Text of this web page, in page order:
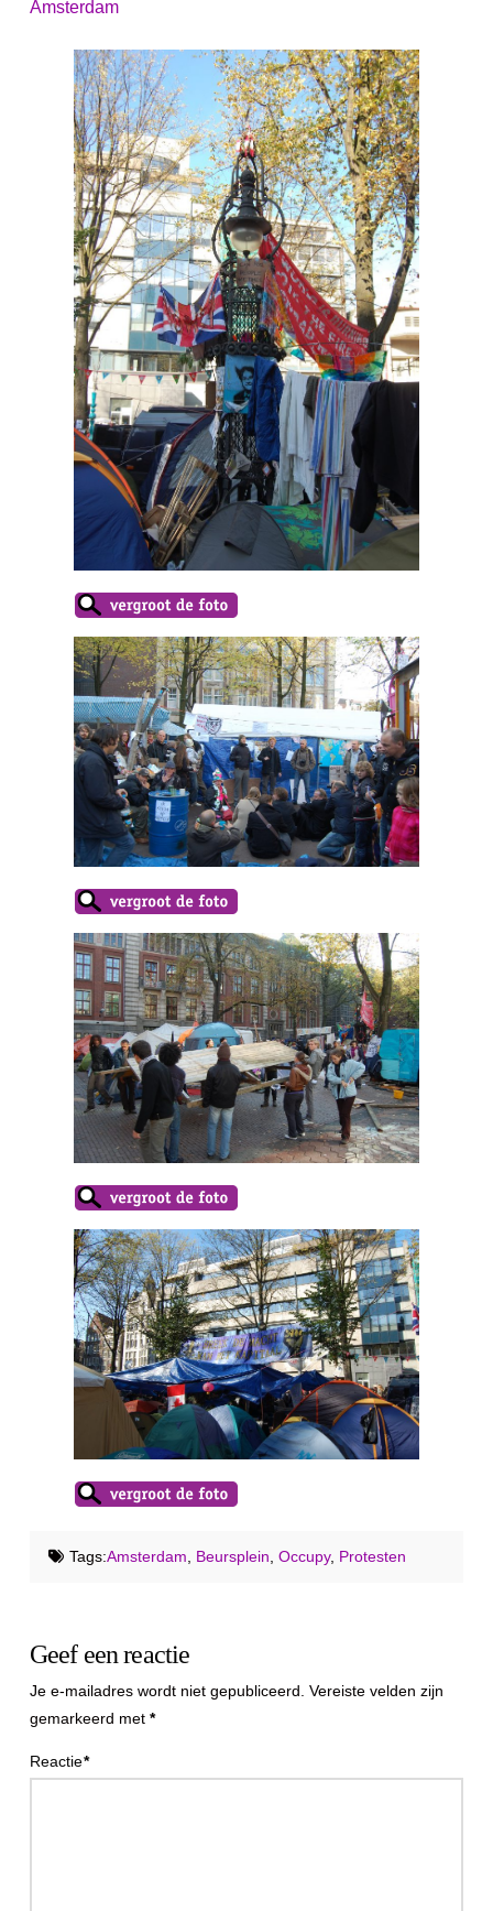
Amsterdam
Tags:Amsterdam Beursplein Occupy, Protesten
Geef een reactie
Je e-mailadres wordt niet gepubliceerd. Vereiste velden zijn
gemarkeerd met *
Reactie*